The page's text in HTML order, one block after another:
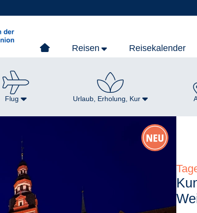
Reisen Reisekalender
Flug Urlaub, Erholung, Kur